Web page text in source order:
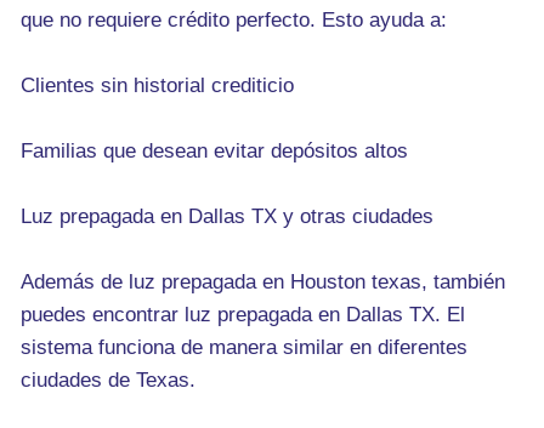
que no requiere crédito perfecto. Esto ayuda a:
Clientes sin historial crediticio
Familias que desean evitar depósitos altos
Luz prepagada en Dallas TX y otras ciudades
Además de luz prepagada en Houston texas, también
puedes encontrar luz prepagada en Dallas TX. El
sistema funciona de manera similar en diferentes
ciudades de Texas.